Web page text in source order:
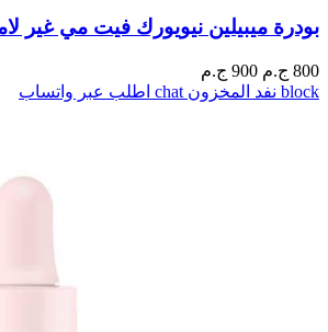
بودرة ميبيلين نيويورك فيت مي غير لامعة وغير
800 ج.م 900 ج.م
block نفد المخزون chat اطلب عبر واتساب